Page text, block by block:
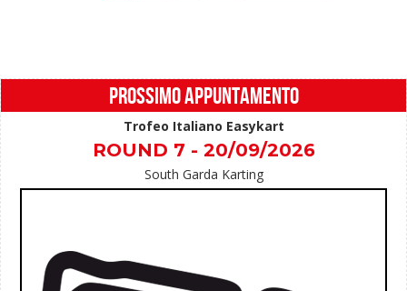
PROSSIMO APPUNTAMENTO
Trofeo Italiano Easykart
ROUND 7 - 20/09/2026
South Garda Karting